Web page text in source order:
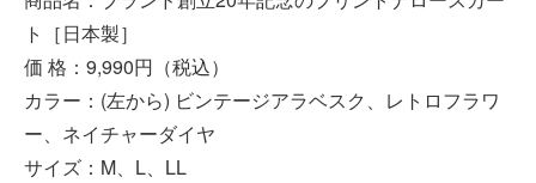
ト［日本製］
価 格：9,990円（税込）
カラー：(左から) ビンテージアラベスク、レトロフラワ
ー、ネイチャーダイヤ
サイズ：M、L、LL